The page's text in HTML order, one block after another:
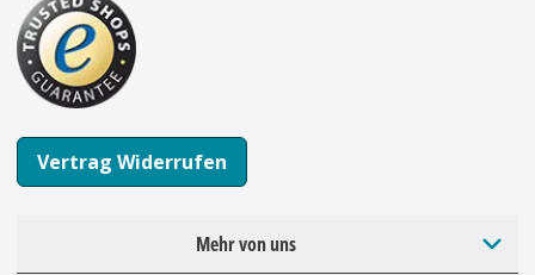
Vertrag Widerrufen
Mehr von uns